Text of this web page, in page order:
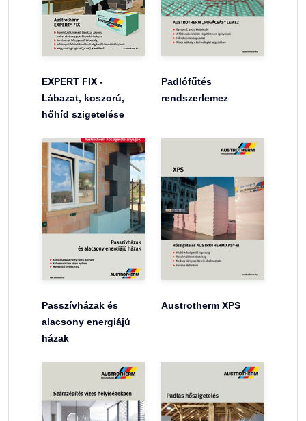
EXPERT FIX -
Lábazat, koszorú,
hőhíd szigetelése
Padlófűtés
rendszerlemez
Passzívházak és
alacsony energiájú
házak
Austrotherm XPS